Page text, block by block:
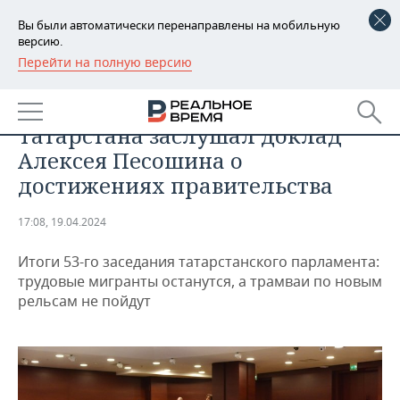
Вы были автоматически перенаправлены на мобильную
версию.
Перейти на полную версию
РЕГИОНЫ
БАШКОРТОСТАН
ТАТАРСТАН
УДМУРТИЯ
НОВОСТИ
АНАЛИТИКА
НОВОСТИ АНАЛИТИКИ
ДЕКЛАРАЦИИ О ДОХОДАХ
КОРОЛИ ГОСЗАКАЗА ПФО
ВУЗЫ ТАТАРСТАНА
КОМУ ПРИНАДЛЕЖАТ
ТОРГОВЫЕ ЦЕНТРЫ
ТАТАРСТАНА
ЭКОНОМИКА
НОВОСТИ ЭКОНОМИКИ
ФИНАНСЫ
БАНКИ
БЮДЖЕТ
ИНВЕСТИЦИИ
ПРОМЫШЛЕННОСТЬ
НОВОСТИ
ПРОМЫШЛЕННОСТИ
МАШИНОСТРОЕНИЕ
НЕДВИЖИМОСТЬ
НОВОСТИ НЕДВИЖИМОСТИ
АВТО
НОВОСТИ АВТО
БИЗНЕС
НОВОСТИ БИЗНЕСА
Зачет за отчет: Госсовет
Татарстана заслушал доклад
Алексея Песошина о
достижениях правительства
17:08, 19.04.2024
Итоги 53-го заседания татарстанского парламента:
трудовые мигранты останутся, а трамваи по новым
рельсам не пойдут